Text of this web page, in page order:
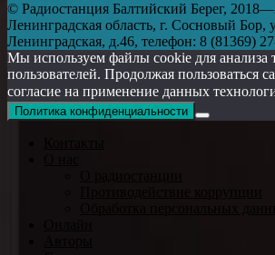
© Радиостанция Балтийский Берег,
Ленинградская область, г. Сосновый Бор,
Ленинградская, д.46, телефон: 8 (81369)
Мы используем файлы cookie для анализа
пользователей. Продолжая пользоваться
согласие на применение данных
Политика конфиденциальности